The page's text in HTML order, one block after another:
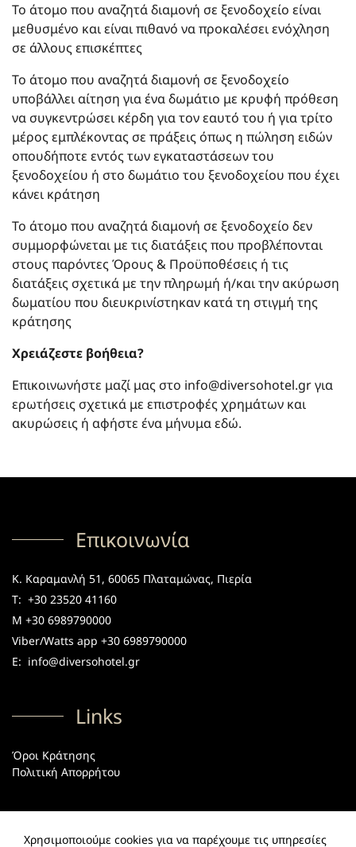
Το άτομο που αναζητά διαμονή σε ξενοδοχείο είναι
μεθυσμένο και είναι πιθανό να προκαλέσει ενόχληση
σε άλλους επισκέπτες
Το άτομο που αναζητά διαμονή σε ξενοδοχείο
υποβάλλει αίτηση για ένα δωμάτιο με κρυφή πρόθεση
να συγκεντρώσει κέρδη για τον εαυτό του ή για τρίτο
μέρος εμπλέκοντας σε πράξεις όπως η πώληση ειδών
οπουδήποτε εντός των εγκαταστάσεων του
ξενοδοχείου ή στο δωμάτιο του ξενοδοχείου που έχει
κάνει κράτηση
Το άτομο που αναζητά διαμονή σε ξενοδοχείο δεν
συμμορφώνεται με τις διατάξεις που προβλέπονται
στους παρόντες Όρους & Προϋποθέσεις ή τις
διατάξεις σχετικά με την πληρωμή ή/και την ακύρωση
δωματίου που διευκρινίστηκαν κατά τη στιγμή της
κράτησης
Χρειάζεστε βοήθεια?
Επικοινωνήστε μαζί μας στο info@diversohotel.gr για
ερωτήσεις σχετικά με επιστροφές χρημάτων και
ακυρώσεις ή αφήστε ένα μήνυμαεδώ.
Επικοινωνία
Κ. Καραμανλή 51, 60065 Πλαταμώνας, Πιερία
Τ: +30 23520 41160
M +30 6989790000
Viber/Watts app +30 6989790000
E: info@diversohotel.gr
Links
Όροι Κράτησης
Πολιτική Απορρήτου
Χρησιμοποιούμε cookies για να παρέχουμε τις υπηρεσίες